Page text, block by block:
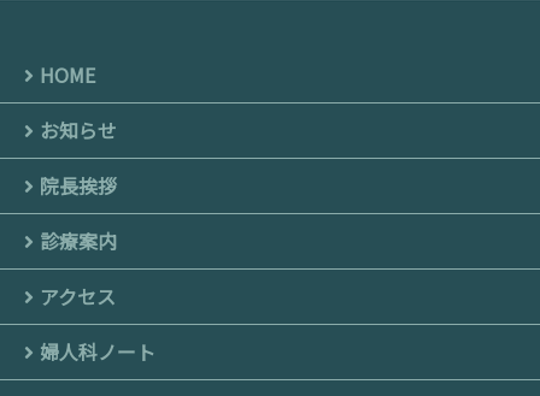
HOME
お知らせ
院長挨拶
診療案内
アクセス
婦人科ノート